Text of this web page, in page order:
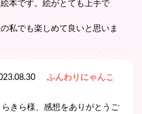
本です。絵がとても上手で
私でも楽しめて良いと思いま
ふんわりにゃんこ
らきら様、感想をありがとうご